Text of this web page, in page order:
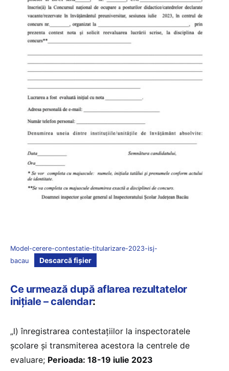
Model-cerere-contestatie-titularizare-2023-isj-
bacau
Descarcă fișier
Ce urmează după aflarea rezultatelor
inițiale – calendar:
„l) înregistrarea contestațiilor la inspectoratele
școlare și transmiterea acestora la centrele de
evaluare; Perioada: 18-19 iulie 2023